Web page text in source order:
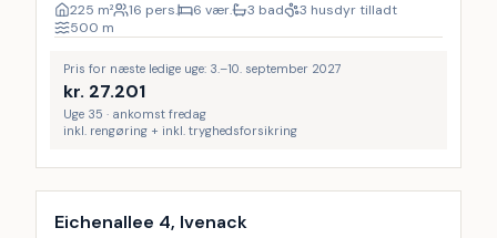
225 m² 16 pers. 6 vær. 3 bad
3 husdyr tilladt
500 m
Pris for næste ledige uge: 3.–10. september 2027
kr. 27.201
Uge 35 · ankomst fredag
inkl. rengøring + inkl. tryghedsforsikring
Inkl. rengøring
Eichenallee 4, Ivenack